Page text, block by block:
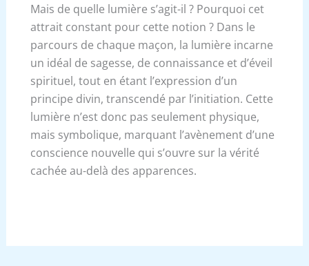
Mais de quelle lumière s’agit-il ? Pourquoi cet
attrait constant pour cette notion ? Dans le
parcours de chaque maçon, la lumière incarne
un idéal de sagesse, de connaissance et d’éveil
spirituel, tout en étant l’expression d’un
principe divin, transcendé par l’initiation. Cette
lumière n’est donc pas seulement physique,
mais symbolique, marquant l’avènement d’une
conscience nouvelle qui s’ouvre sur la vérité
cachée au-delà des apparences.